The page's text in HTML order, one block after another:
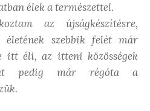
élek a természettel.
az újságkészítésre,
életének szebbik felét már
itt éli, az itteni közösségek
pedig már régóta a